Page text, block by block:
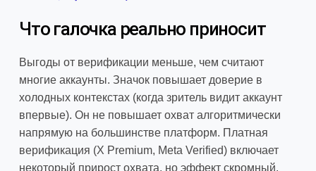
Что галочка реально приносит
Выгоды от верификации меньше, чем считают
многие аккаунты. Значок повышает доверие в
холодных контекстах (когда зритель видит аккаунт
впервые). Он не повышает охват алгоритмически
напрямую на большинстве платформ. Платная
верификация (X Premium, Meta Verified) включает
некоторый прирост охвата, но эффект скромный.